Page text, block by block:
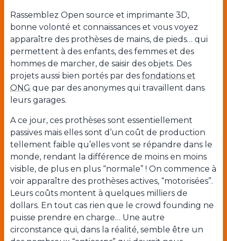
Rassemblez Open source et imprimante 3D,
bonne volonté et connaissances et vous voyez
apparaître des prothèses de mains, de pieds… qui
permettent à des enfants, des femmes et des
hommes de marcher, de saisir des objets. Des
projets aussi bien portés par des fondations et
ONG que par des anonymes qui travaillent dans
leurs garages.
A ce jour, ces prothèses sont essentiellement
passives mais elles sont d’un coût de production
tellement faible qu’elles vont se répandre dans le
monde, rendant la différence de moins en moins
visible, de plus en plus “normale” ! On commence à
voir apparaître des prothèses actives, “motorisées”.
Leurs coûts montent à quelques milliers de
dollars. En tout cas rien que le crowd founding ne
puisse prendre en charge… Une autre
circonstance qui, dans la réalité, semble être un